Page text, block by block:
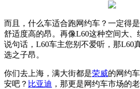
而且，什么车适合跑网约车？一定得
舒适度高的昂。再像L60这种空间大
说句话，L60车主您别不爱听，那L60
选之子昂。
你们去上海，满大街都是荣威的网约
安吧？ 比亚迪 ，那更是网约车市场的